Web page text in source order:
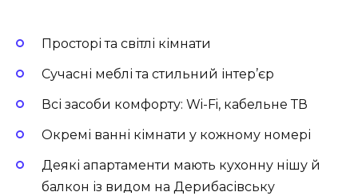
Просторі та світлі кімнати
Сучасні меблі та стильний інтер’єр
Всі засоби комфорту: Wi-Fi, кабельне ТВ
Окремі ванні кімнати у кожному номері
Деякі апартаменти мають кухонну нішу й
балкон із видом на Дерибасівську